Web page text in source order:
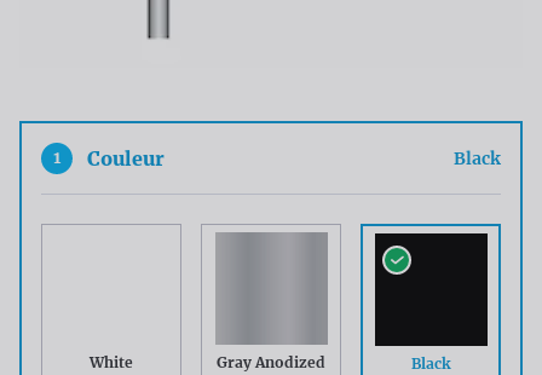
1 Couleur Black
White Gray Anodized Black